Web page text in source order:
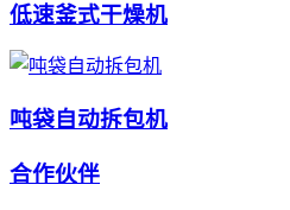
低速釜式干燥机
吨袋自动拆包机
合作伙伴